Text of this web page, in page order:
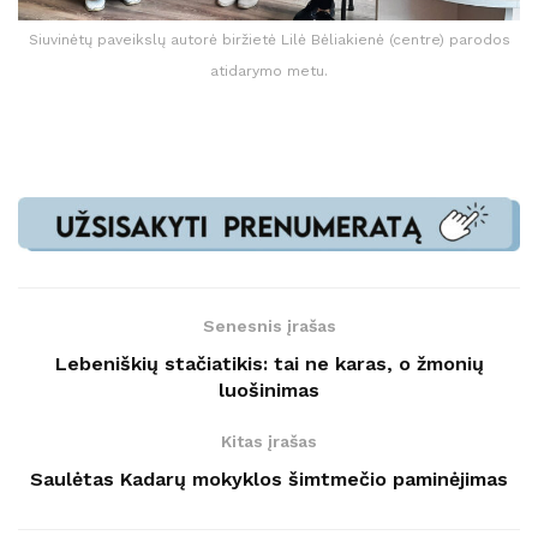
Siuvinėtų paveikslų autorė biržietė Lilė Bėliakienė (centre) parodos
atidarymo metu.
Senesnis įrašas
Lebeniškių stačiatikis: tai ne karas, o žmonių
luošinimas
Kitas įrašas
Saulėtas Kadarų mokyklos šimtmečio paminėjimas